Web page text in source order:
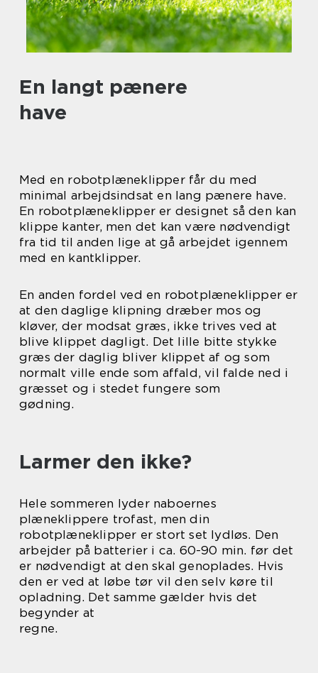
En langt pænere
have
Med en robotplæneklipper får du med
minimal arbejdsindsat en lang pænere have.
En robotplæneklipper er designet så den kan
klippe kanter, men det kan være nødvendigt
fra tid til anden lige at gå arbejdet igennem
med en kantklipper.
En anden fordel ved en robotplæneklipper er
at den daglige klipning dræber mos og
kløver, der modsat græs, ikke trives ved at
blive klippet dagligt. Det lille bitte stykke
græs der daglig bliver klippet af og som
normalt ville ende som affald, vil falde ned i
græsset og i stedet fungere som
gødning.
Larmer den ikke?
Hele sommeren lyder naboernes
plæneklippere trofast, men din
robotplæneklipper er stort set lydløs. Den
arbejder på batterier i ca. 60-90 min. før det
er nødvendigt at den skal genoplades. Hvis
den er ved at løbe tør vil den selv køre til
opladning. Det samme gælder hvis det
begynder at
regne.